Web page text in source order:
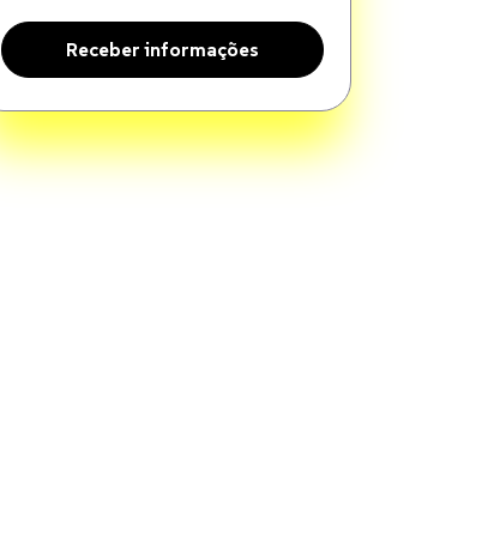
Disponível por R$ 17.050,00.
Receber informações